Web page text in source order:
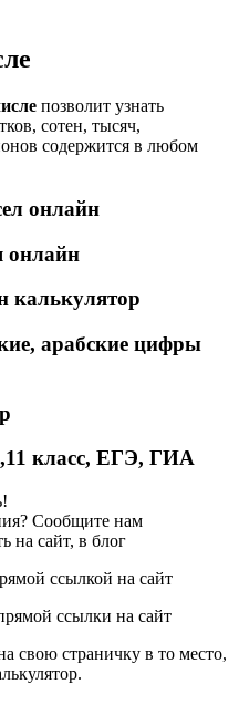
позволит узнать
сотен, тысяч,
содержится в любом
онлайн
онлайн
калькулятор
арабские цифры
класс, ЕГЭ, ГИА
Сообщите нам
на сайт, в блог
ссылкой на сайт
ссылки на сайт
свою страничку в то место,